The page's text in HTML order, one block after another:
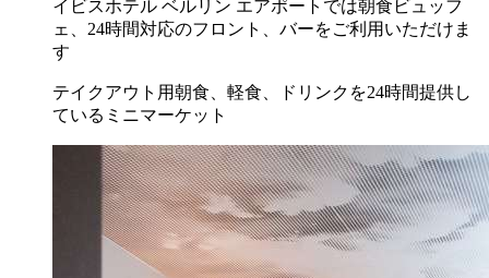
イビスホテル ベルリン エアポートでは朝食ビュッフ
ェ、24時間対応のフロント、バーをご利用いただけま
す
テイクアウト用朝食、軽食、ドリンクを24時間提供し
ているミニマーケット